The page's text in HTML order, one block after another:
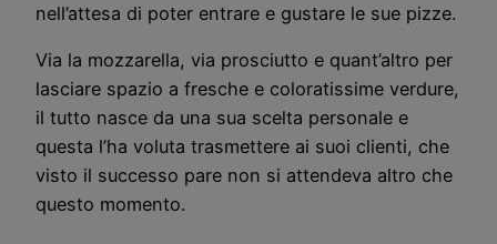
nell’attesa di poter entrare e gustare le sue pizze.
Via la mozzarella, via prosciutto e quant’altro per
lasciare spazio a fresche e coloratissime verdure,
il tutto nasce da una sua scelta personale e
questa l’ha voluta trasmettere ai suoi clienti, che
visto il successo pare non si attendeva altro che
questo momento.